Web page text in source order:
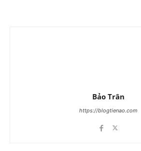
Bảo Trân
https://blogtienao.com